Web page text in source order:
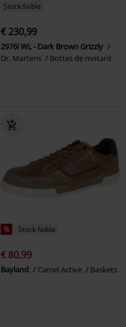
Stock faible
€ 230,99
2976l WL - Dark Brown Grizzly
Dr. Martens
Bottes de motard
% Stock faible
€ 80,99
Bayland Camel Active Baskets